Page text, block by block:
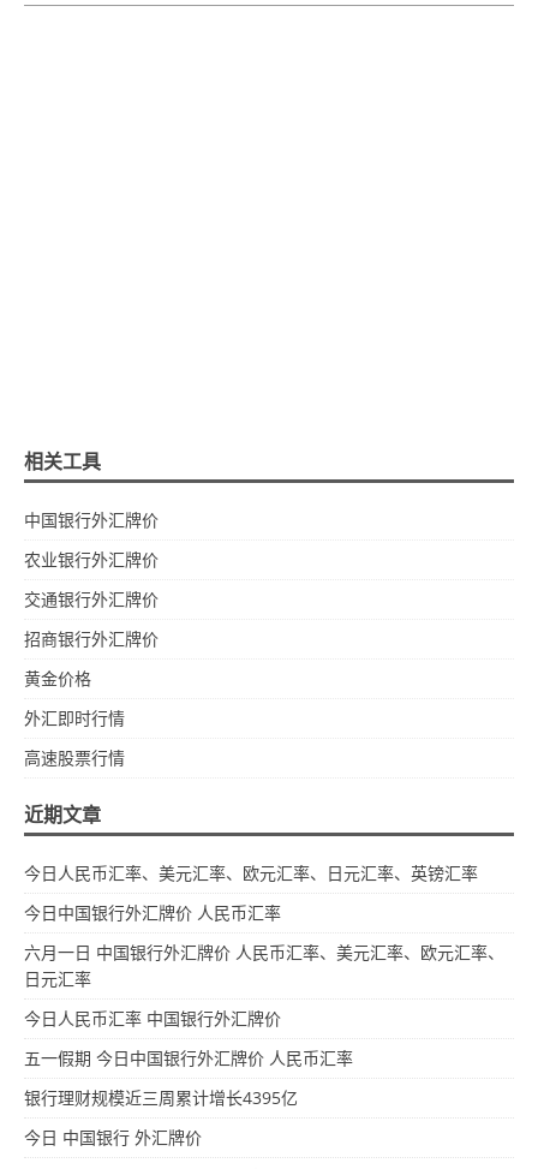
相关工具
中国银行外汇牌价
农业银行外汇牌价
交通银行外汇牌价
招商银行外汇牌价
黄金价格
外汇即时行情
高速股票行情
近期文章
今日人民币汇率、美元汇率、欧元汇率、日元汇率、英镑汇率
今日中国银行外汇牌价 人民币汇率
六月一日 中国银行外汇牌价 人民币汇率、美元汇率、欧元汇率、
日元汇率
今日人民币汇率 中国银行外汇牌价
五一假期 今日中国银行外汇牌价 人民币汇率
银行理财规模近三周累计增长4395亿
今日 中国银行 外汇牌价